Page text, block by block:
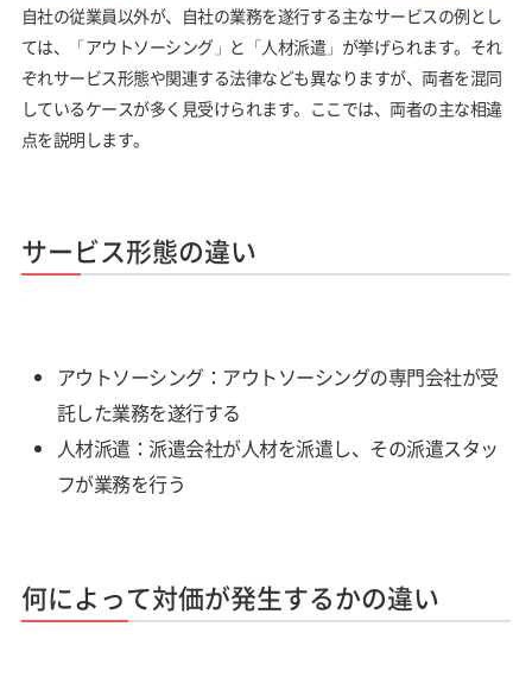
自社の従業員以外が、自社の業務を遂行する主なサービスの例とし
ては、「アウトソーシング」と「人材派遣」が挙げられます。それ
ぞれサービス形態や関連する法律なども異なりますが、両者を混同
しているケースが多く見受けられます。ここでは、両者の主な相違
点を説明します。
サービス形態の違い
アウトソーシング：アウトソーシングの専門会社が受
託した業務を遂行する
人材派遣：派遣会社が人材を派遣し、その派遣スタッ
フが業務を行う
何によって対価が発生するかの違い